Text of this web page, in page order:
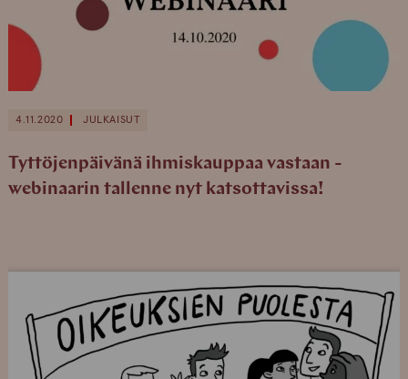
4.11.2020 JULKAISUT
Tyttöjenpäivänä ihmiskauppaa vastaan -
webinaarin tallenne nyt katsottavissa!